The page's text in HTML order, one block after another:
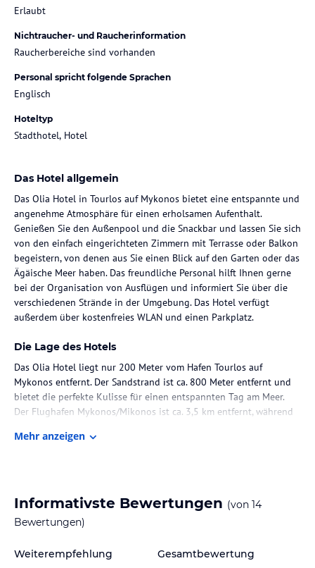
Erlaubt
Nichtraucher- und Raucherinformation
Raucherbereiche sind vorhanden
Personal spricht folgende Sprachen
Englisch
Hoteltyp
Stadthotel, Hotel
Das Hotel allgemein
Das Olia Hotel in Tourlos auf Mykonos bietet eine entspannte und
angenehme Atmosphäre für einen erholsamen Aufenthalt.
Genießen Sie den Außenpool und die Snackbar und lassen Sie sich
von den einfach eingerichteten Zimmern mit Terrasse oder Balkon
begeistern, von denen aus Sie einen Blick auf den Garten oder das
Ägäische Meer haben. Das freundliche Personal hilft Ihnen gerne
bei der Organisation von Ausflügen und informiert Sie über die
verschiedenen Strände in der Umgebung. Das Hotel verfügt
außerdem über kostenfreies WLAN und einen Parkplatz.
Die Lage des Hotels
Das Olia Hotel liegt nur 200 Meter vom Hafen Tourlos auf
Mykonos entfernt. Der Sandstrand ist ca. 800 Meter entfernt und
bietet die perfekte Kulisse für einen entspannten Tag am Meer.
Der Flughafen Mykonos/Mikonos ist ca. 3,5 km entfernt, während
zu Fuß erreichbar sind.
einem zweistöckigen Haupthaus und vier Nebengebäuden
befinden. Die Zimmer sind schlicht eingerichtet und verfügen über
Kühlschrank. Jedes Zimmer hat ein eigenes Badezimmer mit
Mehr anzeigen
Informativste Bewertungen (von 14
Bewertungen)
Weiterempfehlung Gesamtbewertung